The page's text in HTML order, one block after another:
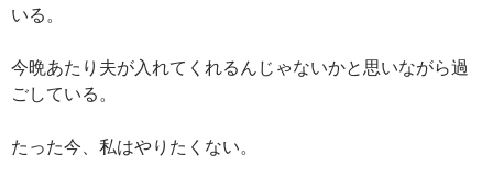
いる。
今晩あたり夫が入れてくれるんじゃないかと思いながら過
ごしている。
たった今、私はやりたくない。